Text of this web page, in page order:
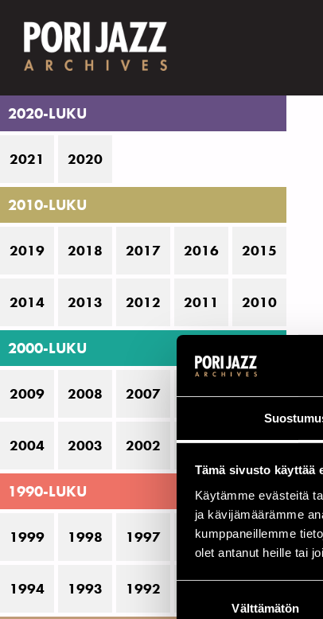
Tämä sivusto käyttää
Käytämme evästeitä
ja kävijämäärämme
kumppaneillemme
olet antanut heille tai
Välttämätön
2020-LUKU
2021 2020
2010-LUKU
2019 2018 2017 2016 2015
2014 2013 2012 2011 2010
2000-LUKU
2009 2008 2007 2006 2005
2004 2003 2002 2001 2000
1990-LUKU
1999 1998 1997 1996 1995
1994 1993 1992